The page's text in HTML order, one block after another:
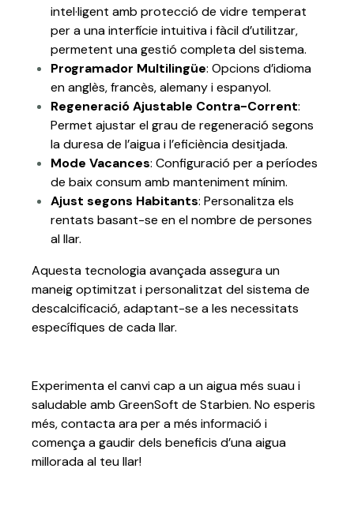
intel·ligent amb protecció de vidre temperat
per a una interfície intuitiva i fàcil d’utilitzar,
permetent una gestió completa del sistema.
Programador Multilingüe: Opcions d’idioma
en anglès, francès, alemany i espanyol.
Regeneració Ajustable Contra-Corrent:
Permet ajustar el grau de regeneració segons
la duresa de l’aigua i l’eficiència desitjada.
Mode Vacances: Configuració per a períodes
de baix consum amb manteniment mínim.
Ajust segons Habitants: Personalitza els
rentats basant-se en el nombre de persones
al llar.
Aquesta tecnologia avançada assegura un
maneig optimitzat i personalitzat del sistema de
descalcificació, adaptant-se a les necessitats
específiques de cada llar.
Experimenta el canvi cap a un aigua més suau i
saludable amb GreenSoft de Starbien. No esperis
més, contacta ara per a més informació i
comença a gaudir dels beneficis d’una aigua
millorada al teu llar!